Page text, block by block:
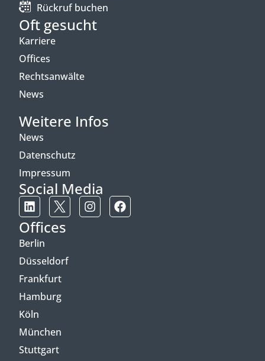
Rückruf buchen
Oft gesucht
Karriere
Offices
Rechtsanwälte
News
Weitere Infos
News
Datenschutz
Impressum
Social Media
Offices
Berlin
Düsseldorf
Frankfurt
Hamburg
Köln
München
Stuttgart